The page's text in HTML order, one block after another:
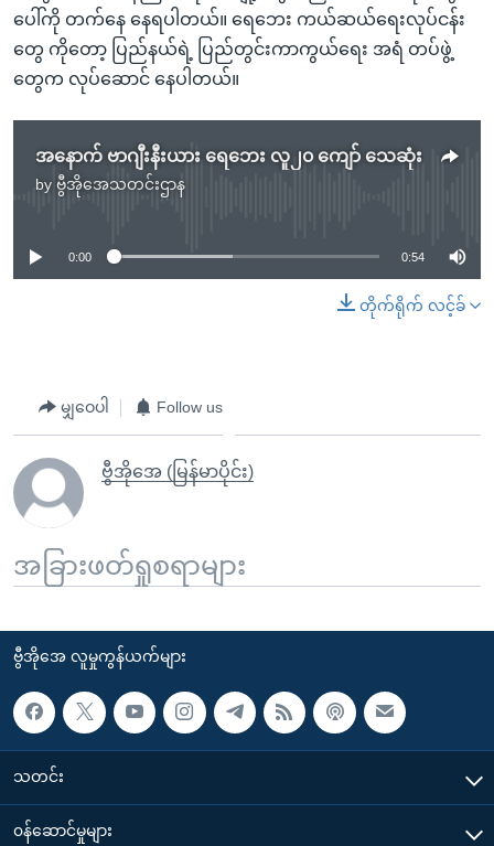
ပေါ်ကို တက်နေ နေရပါတယ်။ ရေဘေး ကယ်ဆယ်ရေးလုပ်ငန်း
တွေ ကိုတော့ ပြည်နယ်ရဲ့ ပြည်တွင်းကာကွယ်ရေး အရံ တပ်ဖွဲ့
တွေက လုပ်ဆောင် နေပါတယ်။
အနောက် ဗာဂျီးနီးယား ရေဘေး လူ၂၀ ကျော် သေဆုံး
by ဗွီအိုအေသတင်းဌာန
No media source currently available
0:00 0:54
တိုက်ရိုက် လင့်ခ်
မျှဝေပါ Follow us
ဗွီအိုအေ (မြန်မာပိုင်း)
အခြားဖတ်ရှုစရာများ
ဗွီအိုအေ လူမှုကွန်ယက်များ
သတင်း
၀န်ဆောင်မှုများ